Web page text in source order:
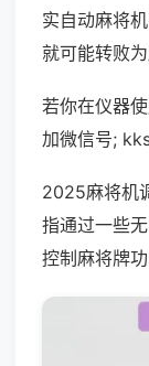
实自动麻将
就可能转败为
若你在仪器
加微信号;
2025麻将机
指通过一些
控制麻将牌